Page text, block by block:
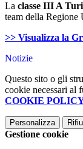
La classe III A
team della Regione
>> Visualizza la
Notizie
Questo sito o gli
cookie necessari al
COOKIE
Personalizza
Gestione cookie